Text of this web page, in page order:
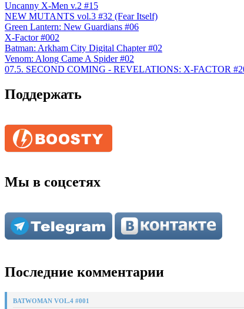
Uncanny X-Men v.2 #15
NEW MUTANTS vol.3 #32 (Fear Itself)
Green Lantern: New Guardians #06
X-Factor #002
Batman: Arkham City Digital Chapter #02
Venom: Along Came A Spider #02
07.5. SECOND COMING - REVELATIONS: X-FACTOR
Поддержать
Мы в соцсетях
Последние комментарии
BATWOMAN VOL.4 #001